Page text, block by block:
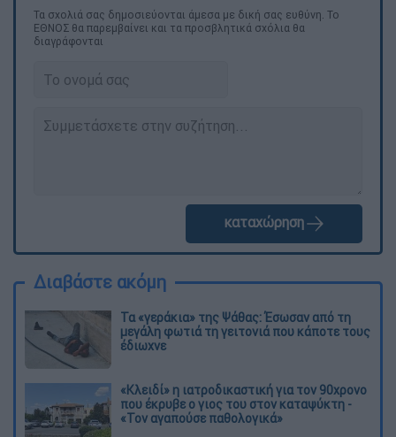
Τα σχολιά σας δημοσιεύονται άμεσα με δική σας ευθύνη. Το
ΕΘΝΟΣ θα παρεμβαίνει και τα προσβλητικά σχόλια θα
διαγράφονται
καταχώρηση
Διαβάστε ακόμη
Τα «γεράκια» της Ψάθας: Έσωσαν από τη
μεγάλη φωτιά τη γειτονιά που κάποτε τους
έδιωχνε
«Κλειδί» η ιατροδικαστική για τον 90χρονο
που έκρυβε ο γιος του στον καταψύκτη -
«Τον αγαπούσε παθολογικά»